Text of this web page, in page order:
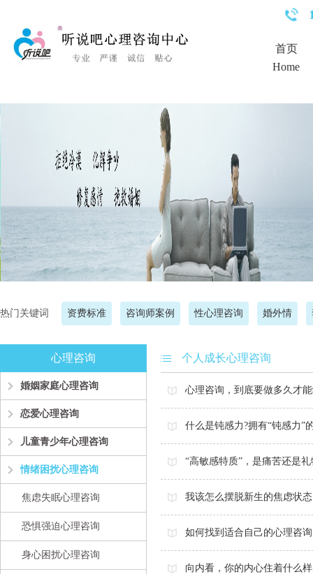
首页
Home
热门关键词 资费标准 咨询师案例 性心理咨询 婚外情
心理咨询
婚姻家庭心理咨询
恋爱心理咨询
儿童青少年心理咨询
情绪困扰心理咨询
焦虑失眠心理咨询
恐惧强迫心理咨询
身心困扰心理咨询
个人成长心理咨询
心理咨询，到底要做多久才
什么是钝感力?拥有“钝感力”
“高敏感特质”，是痛苦还是
我该怎么摆脱新生的焦虑状
如何找到适合自己的心理咨
向内看，你的内心住着什么